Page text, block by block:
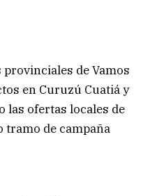
de Vamos
en Curuzú Cuatiá y
las ofertas locales de
de campaña